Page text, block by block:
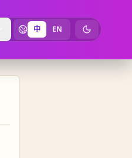
中 EN 切换为暗黑